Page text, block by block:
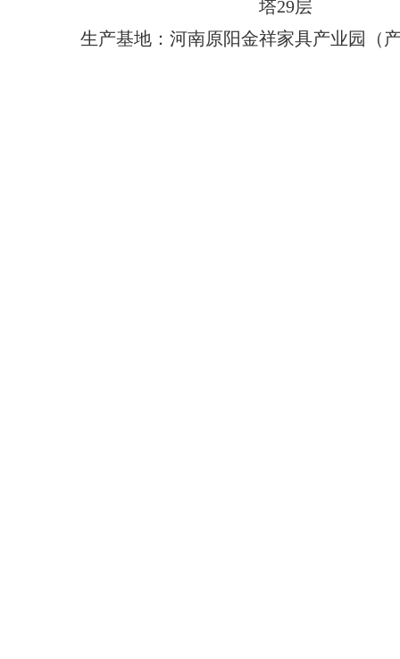
塔29层
生产基地：河南原阳金祥家具产业园（